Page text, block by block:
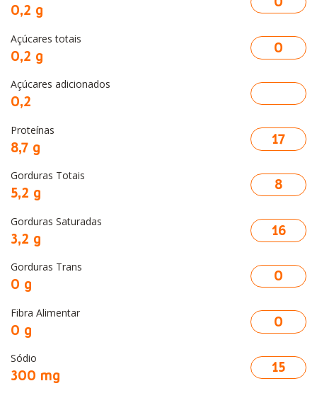
0,2 g
Açúcares totais
0,2 g 0
Açúcares adicionados
0,2
Proteínas
8,7 g 17
Gorduras Totais
5,2 g 8
Gorduras Saturadas
3,2 g 16
Gorduras Trans
0 g 0
Fibra Alimentar
0 g 0
Sódio
300 mg 15